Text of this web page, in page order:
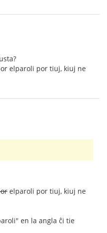
elparoli por tiuj, kiuj ne
elparoli por tiuj, kiuj ne
en la angla ĉi tie